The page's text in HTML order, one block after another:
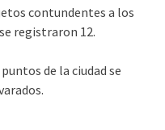
contundentes a los
registraron 12.
de la ciudad se